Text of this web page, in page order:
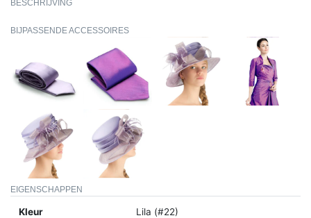
BESCHRIJVING
BIJPASSENDE ACCESSOIRES
EIGENSCHAPPEN
Kleur Lila (#22)